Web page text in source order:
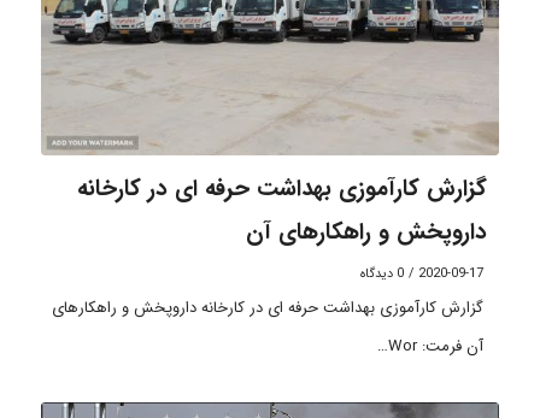
گزارش کارآموزی بهداشت حرفه ای در کارخانه
داروپخش و راهکارهای آن
2020-09-17
/ 0 دیدگاه
گزارش کارآموزی بهداشت حرفه ای در کارخانه داروپخش و راهکارهای
آن فرمت: Wor…